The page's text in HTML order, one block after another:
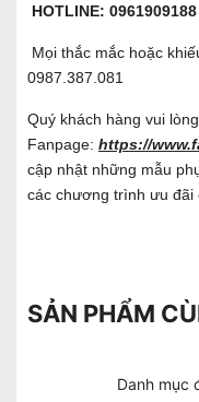
HOTLINE:
Mọi thắc mắc hoặc
0987.387.081
Quý khách hàng vui
Fanpage: https://
cập nhật những mẫu
các chương trình ưu đãi
SẢN PHẨM
Danh mục